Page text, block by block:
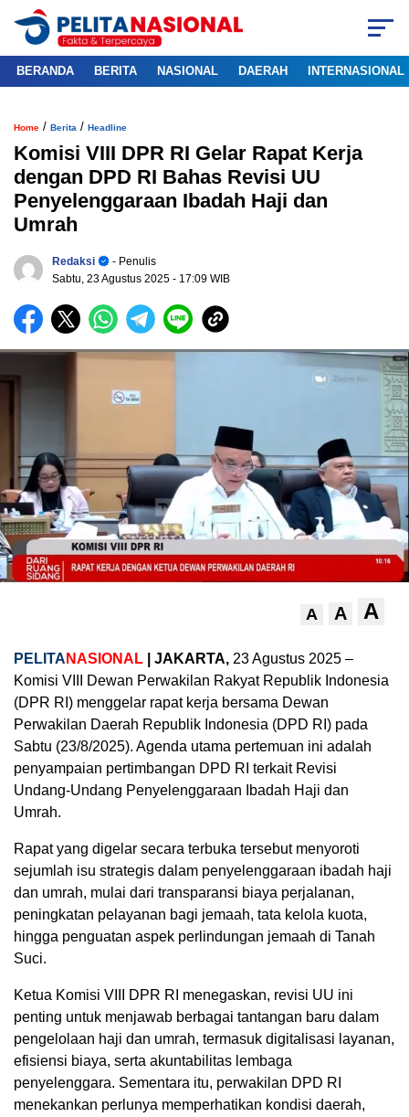
BERANDA BERITA NASIONAL DAERAH INTERNASIONAL
Home / Berita / Headline
Komisi VIII DPR RI Gelar Rapat Kerja
dengan DPD RI Bahas Revisi UU
Penyelenggaraan Ibadah Haji dan
Umrah
Redaksi
- Penulis
Sabtu, 23 Agustus 2025 - 17:09 WIB
A A A
PELITA NASIONAL | JAKARTA, 23 Agustus 2025 –
Komisi VIII Dewan Perwakilan Rakyat Republik Indonesia
(DPR RI) menggelar rapat kerja bersama Dewan
Perwakilan Daerah Republik Indonesia (DPD RI) pada
Sabtu (23/8/2025). Agenda utama pertemuan ini adalah
penyampaian pertimbangan DPD RI terkait Revisi
Undang-Undang Penyelenggaraan Ibadah Haji dan
Umrah.
Rapat yang digelar secara terbuka tersebut menyoroti
sejumlah isu strategis dalam penyelenggaraan ibadah haji
dan umrah, mulai dari transparansi biaya perjalanan,
peningkatan pelayanan bagi jemaah, tata kelola kuota,
hingga penguatan aspek perlindungan jemaah di Tanah
Suci.
Ketua Komisi VIII DPR RI menegaskan, revisi UU ini
penting untuk menjawab berbagai tantangan baru dalam
pengelolaan haji dan umrah, termasuk digitalisasi layanan,
efisiensi biaya, serta akuntabilitas lembaga
penyelenggara. Sementara itu, perwakilan DPD RI
menekankan perlunya memperhatikan kondisi daerah,